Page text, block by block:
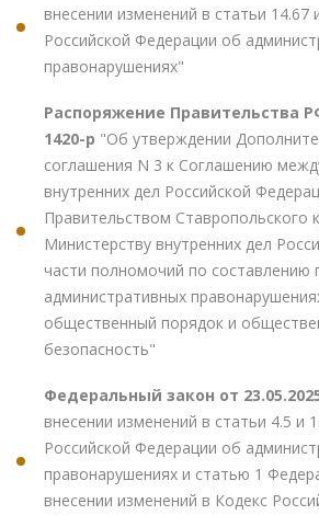
внесении изменений в статьи 14.67
Российской Федерации об
правонарушениях"
Распоряжение Правительства
1420-р "Об утверждении
соглашения N 3 к Соглашению
внутренних дел Российской
Правительством Ставропольского
Министерству внутренних дел
части полномочий по составлению
административных
общественный порядок и
безопасность"
Федеральный закон от
внесении изменений в статьи 4.5 и
Российской Федерации об
правонарушениях и статью 1
внесении изменений в Кодекс